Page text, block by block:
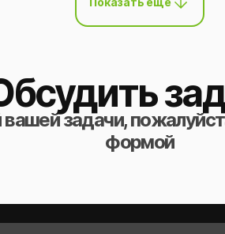
задачи,
формой